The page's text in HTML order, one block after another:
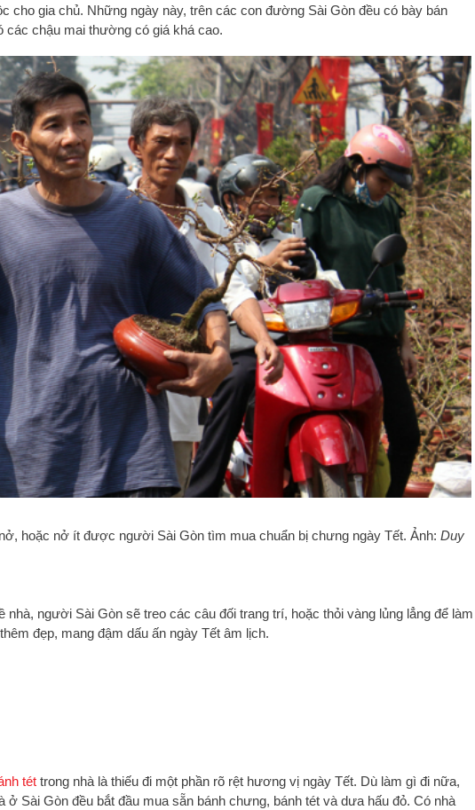
cho gia chủ. Những ngày này, trên các con đường Sài Gòn đều có bày bán
các chậu mai thường có giá khá cao.
hoặc nở ít được người Sài Gòn tìm mua chuẩn bị chưng ngày Tết. Ảnh: Duy
nhà, người Sài Gòn sẽ treo các câu đối trang trí, hoặc thỏi vàng lủng lẳng để làm
đẹp, mang đậm dấu ấn ngày Tết âm lịch.
tét trong nhà là thiếu đi một phần rõ rệt hương vị ngày Tết. Dù làm gì đi nữa,
ở Sài Gòn đều bắt đầu mua sẵn bánh chưng, bánh tét và dưa hấu đỏ. Có nhà